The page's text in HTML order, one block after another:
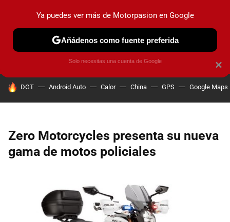
PRUEBAS COCHES ELÉCTRICOS OBSERVATORIO
HOY SE HABLA DE
DGT Android Auto Calor China GPS Google Maps
Zero Motorcycles presenta su nueva
gama de motos policiales
×
Ya puedes ver más de Motorpasion en Google
Añádenos como fuente preferida
Solo necesitas una cuenta de Google